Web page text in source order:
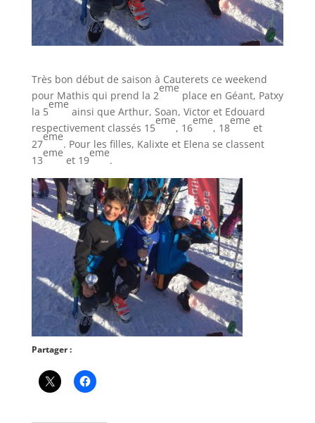
Très bon début de saison à Cauterets ce weekend
pour Mathis qui prend la 2
eme
place en Géant, Patxy
la 5
eme
ainsi que Arthur, Soan, Victor et Edouard
respectivement classés 15
eme
, 16
eme
, 18
eme
et
27
eme
. Pour les filles, Kalixte et Elena se classent
13
eme
et 19
eme
.
Partager :